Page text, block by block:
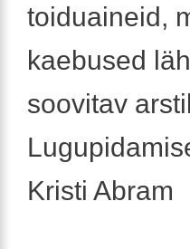
toiduaineid,
kaebused
soovitav
Kristi Abram